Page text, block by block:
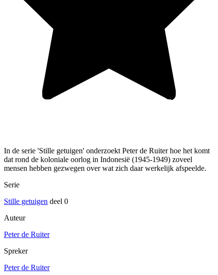
In de serie 'Stille getuigen' onderzoekt Peter de Ruiter hoe het komt
dat rond de koloniale oorlog in Indonesië (1945-1949) zoveel
mensen hebben gezwegen over wat zich daar werkelijk afspeelde.
Serie
Stille getuigen deel 0
Auteur
Peter de Ruiter
Spreker
Peter de Ruiter